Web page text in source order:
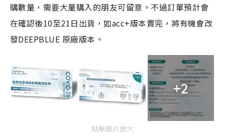
購數量，需要大量購入的朋友可留意。不過訂單預計會
在確認後10至21日出貨，如acc+版本賣完，將有機會改
發DEEPBLUE 原廠版本。
+2
點擊圖片放大